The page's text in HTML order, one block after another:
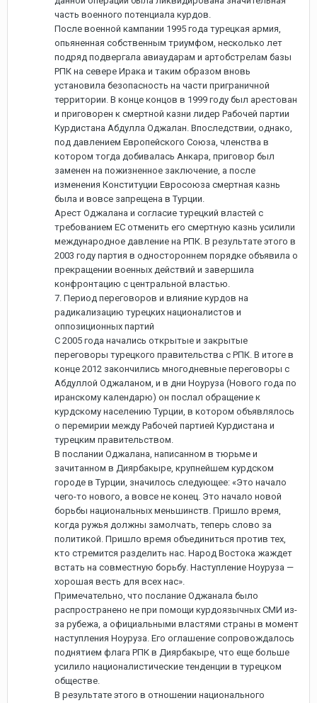
часть военного потенциала курдов.
После военной кампании 1995 года турецкая армия,
опьяненная собственным триумфом, несколько лет
подряд подвергала авиаударам и артобстрелам базы
РПК на севере Ирака и таким образом вновь
установила безопасность на части приграничной
территории. В конце концов в 1999 году был арестован
и приговорен к смертной казни лидер Рабочей партии
Курдистана Абдулла Оджалан. Впоследствии, однако,
под давлением Европейского Союза, членства в
котором тогда добивалась Анкара, приговор был
заменен на пожизненное заключение, а после
изменения Конституции Евросоюза смертная казнь
была и вовсе запрещена в Турции.
Арест Оджалана и согласие турецкий властей с
требованием ЕС отменить его смертную казнь усилили
международное давление на РПК. В результате этого в
2003 году партия в одностороннем порядке объявила о
прекращении военных действий и завершила
конфронтацию с центральной властью.
7. Период переговоров и влияние курдов на
радикализацию турецких националистов и
оппозиционных партий
С 2005 года начались открытые и закрытые
переговоры турецкого правительства с РПК. В итоге в
конце 2012 закончились многодневные переговоры с
Абдуллой Оджаланом, и в дни Ноуруза (Нового года по
иранскому календарю) он послал обращение к
курдскому населению Турции, в котором объявлялось
о перемирии между Рабочей партией Курдистана и
турецким правительством.
В послании Оджалана, написанном в тюрьме и
зачитанном в Диярбакыре, крупнейшем курдском
городе в Турции, значилось следующее: «Это начало
чего-то нового, а вовсе не конец. Это начало новой
борьбы национальных меньшинств. Пришло время,
когда ружья должны замолчать, теперь слово за
политикой. Пришло время объединиться против тех,
кто стремится разделить нас. Народ Востока жаждет
встать на совместную борьбу. Наступление Ноуруза —
хорошая весть для всех нас».
Примечательно, что послание Оджанала было
распространено не при помощи курдоязычных СМИ из-
за рубежа, а официальными властями страны в момент
наступления Ноуруза. Его оглашение сопровождалось
поднятием флага РПК в Диярбакыре, что еще больше
усилило националистические тенденции в турецком
обществе.
В результате этого в отношении национального